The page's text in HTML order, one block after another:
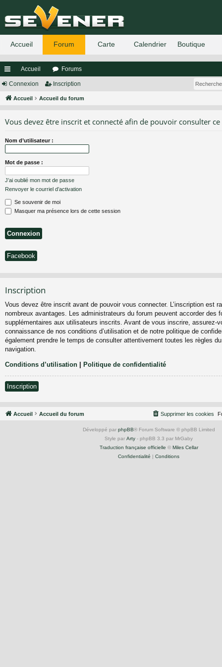
ac
co
s
Accueil Forums
Connexion Inscription
Accueil Accueil du forum
Vous devez être inscrit et connecté afin de pouvoir consulter
Nom d’utilisateur :
Mot de passe :
J’ai oublié mon mot de passe
Renvoyer le courriel d’activation
Se souvenir de moi
Masquer ma présence lors de cette session
Facebook
Inscription
Vous devez être inscrit avant de pouvoir vous connecter. L’inscription est
nombreux avantages. Les administrateurs du forum peuvent accorder des
supplémentaires aux utilisateurs inscrits. Avant de vous inscrire, assurez-
connaissance de nos conditions d’utilisation et de notre politique de
également prendre le temps de consulter attentivement toutes les règles
navigation.
Conditions d’utilisation | Politique de confidentialité
Inscription
Accueil Accueil du forum Supprimer les cookies
Développé par phpBB® Forum Software © phpBB Limited
Style par Arty - phpBB 3.3 par MrGaby
Traduction française officielle © Miles Cellar
Confidentialité | Conditions